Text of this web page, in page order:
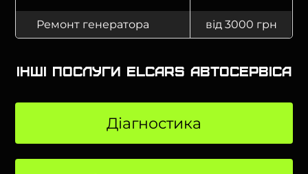
Ремонт генератора від 3000 грн
Інші послуги Elcars автосервіса
Діагностика